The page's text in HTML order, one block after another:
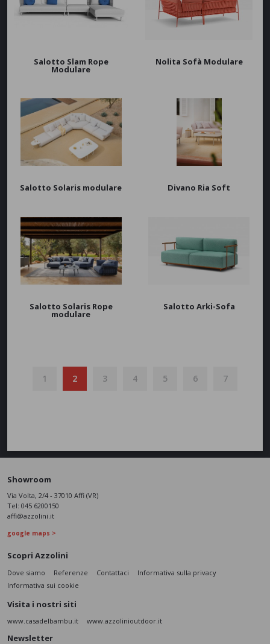
Salotto Slam Rope
Modulare
Nolita Sofà Modulare
Salotto Solaris modulare Divano Ria Soft
Salotto Solaris Rope
modulare
Salotto Arki-Sofa
1 2 3 4 5 6 7
Showroom
Via Volta, 2/4 - 37010 Affi (VR)
Tel: 045 6200150
affi@azzolini.it
google maps >
Scopri Azzolini
Dove siamo Referenze Contattaci
Informativa sulla privacy
Informativa sui cookie
Visita i nostri siti
www.casadelbambu.it www.azzolinioutdoor.it
Newsletter